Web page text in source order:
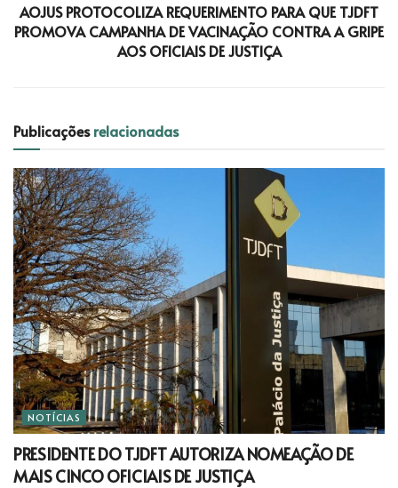
AOJUS PROTOCOLIZA REQUERIMENTO PARA QUE TJDFT
PROMOVA CAMPANHA DE VACINAÇÃO CONTRA A GRIPE
AOS OFICIAIS DE JUSTIÇA
Publicaçõesrelacionadas
NOTÍCIAS
PRESIDENTE DO TJDFT AUTORIZA NOMEAÇÃO DE
MAIS CINCO OFICIAIS DE JUSTIÇA